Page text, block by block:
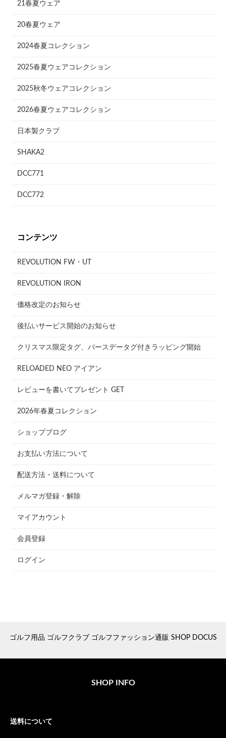
21春夏ウェア
20春夏ウェア
2024春夏コレクション
2025春夏ウェアコレクション
2025秋冬ウェアコレクション
2026春夏ウェアコレクション
日本製クラブ
SHAKA2
DCC771
DCC772
コンテンツ
REVOLUTION FW・UT
REVOLUTION IRON
価格改定のお知らせ
後払いサービス開始のお知らせ
クリスマス限定タグ、バースデータグ付きラッピング開始
RELOADED NEO アイアン
レビューを書いてプレゼント GET
2026年春夏コレクション
ショップブログ
お支払い方法について
配送方法・送料について
メルマガ登録・解除
マイアカウント
会員登録
ログイン
ゴルフ用品 ゴルフクラブ ゴルフファッション通販 SHOP DOCUS
SHOP INFO
送料について